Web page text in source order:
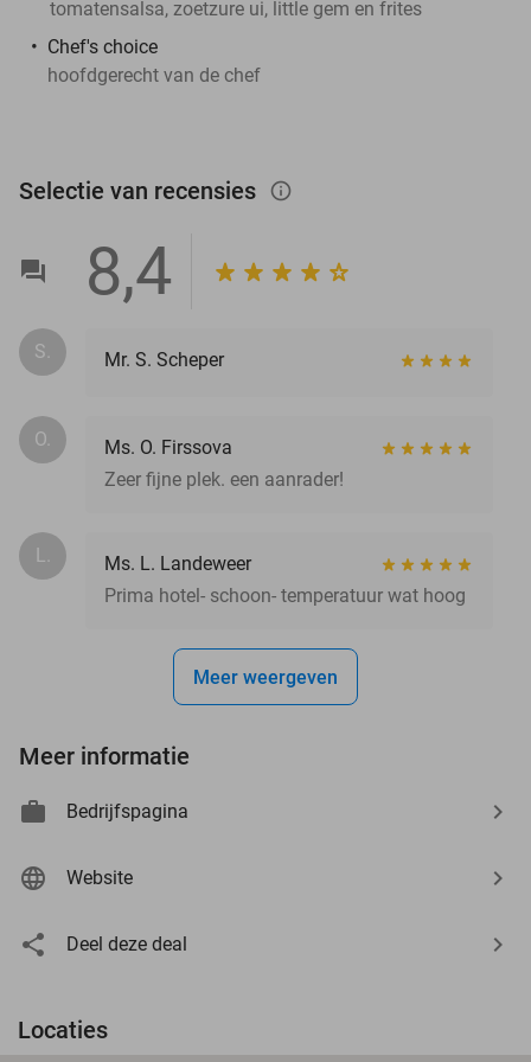
tomatensalsa, zoetzure ui, little gem en frites
Chef's choice
hoofdgerecht van de chef
Selectie van recensies info_outlined
8,4
S. Mr. S. Scheper
O.
Ms. O. Firssova
Zeer fijne plek. een aanrader!
L.
Ms. L. Landeweer
Prima hotel- schoon- temperatuur wat hoog
Meer weergeven
Meer informatie
Bedrijfspagina
Website
Deel deze deal
Locaties